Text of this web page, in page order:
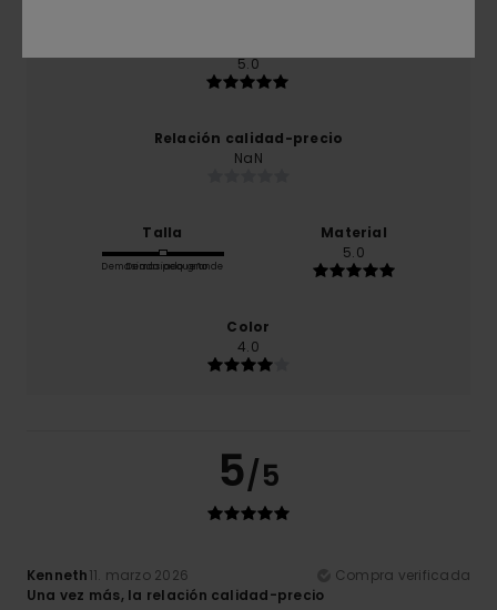
5.0
Relación calidad-precio
NaN
Talla
Demasiado pequeño
Demasiado grande
Material
5.0
Color
4.0
5/5
Kenneth11. marzo 2026
Compra verificada
Una vez más, la relación calidad-precio